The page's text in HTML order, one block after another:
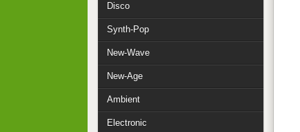
Disco
Synth-Pop
New-Wave
New-Age
Ambient
Electronic